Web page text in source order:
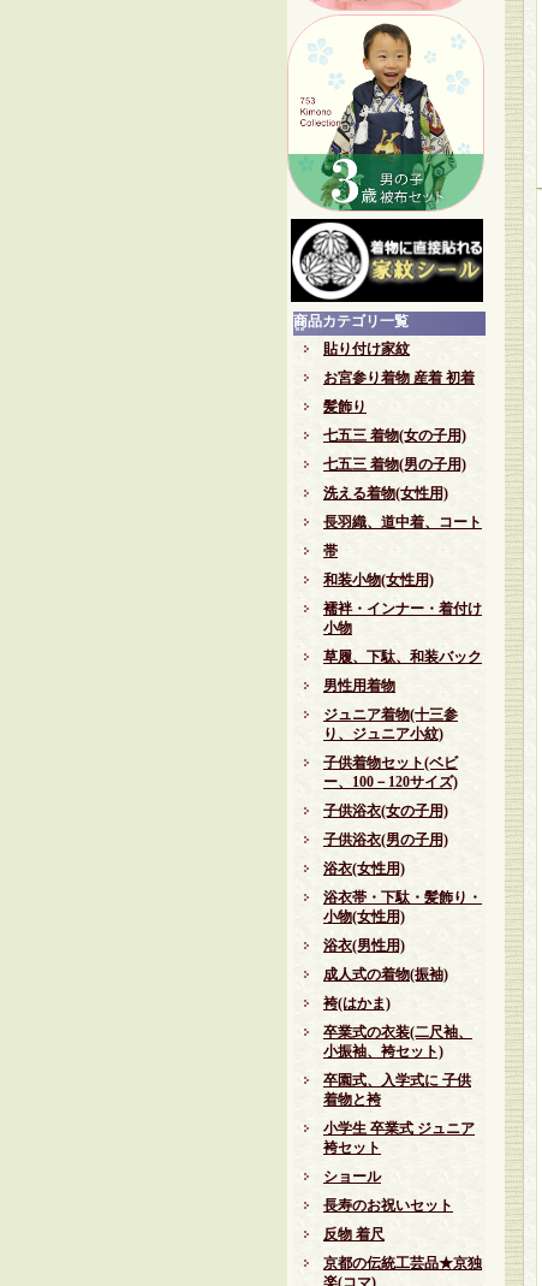
商品カテゴリ一覧
貼り付け家紋
お宮参り着物 産着 初着
髪飾り
七五三 着物(女の子用)
七五三 着物(男の子用)
洗える着物(女性用)
長羽織、道中着、コート
帯
和装小物(女性用)
襦袢・インナー・着付け
小物
草履、下駄、和装バック
男性用着物
ジュニア着物(十三参
り、ジュニア小紋)
子供着物セット(ベビ
ー、100－120サイズ)
子供浴衣(女の子用)
子供浴衣(男の子用)
浴衣(女性用)
浴衣帯・下駄・髪飾り・
小物(女性用)
浴衣(男性用)
成人式の着物(振袖)
袴(はかま)
卒業式の衣装(二尺袖、
小振袖、袴セット)
卒園式、入学式に 子供
着物と袴
小学生 卒業式 ジュニア
袴セット
ショール
長寿のお祝いセット
反物 着尺
京都の伝統工芸品★京独
楽(コマ)